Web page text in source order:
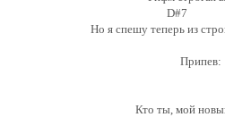
Но я спешу теперь из
Припев:
Кто ты, мой